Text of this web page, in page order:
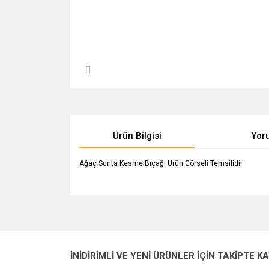
Ürün Bilgisi
Ağaç Sunta Kesme Bıçağı Ürün Görseli Temsilidir
Ürün açıklamasında eksik bilgiler bulunuyor.
İNİDİRİMLİ VE YENİ ÜRÜNLER İÇİN TAKİPTE